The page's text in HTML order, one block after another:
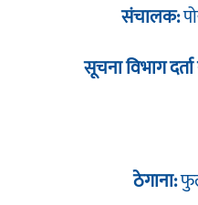
संचालक:
सूचना विभाग
ठेगाना: